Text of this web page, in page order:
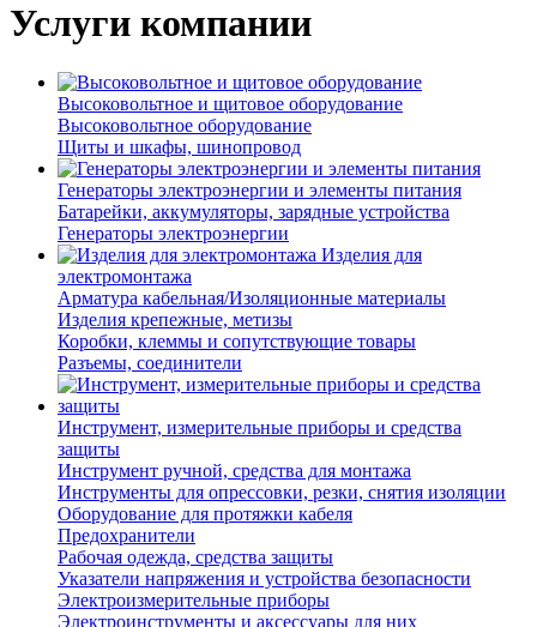
Услуги компании
Высоковольтное и щитовое оборудование
Высоковольтное оборудование
Щиты и шкафы, шинопровод
Генераторы электроэнергии и элементы питания
Батарейки, аккумуляторы, зарядные устройства
Генераторы электроэнергии
Изделия для
электромонтажа
Арматура кабельная/Изоляционные материалы
Изделия крепежные, метизы
Коробки, клеммы и сопутствующие товары
Разъемы, соединители
Инструмент, измерительные приборы и средства
защиты
Инструмент ручной, средства для монтажа
Инструменты для опрессовки, резки, снятия изоляции
Оборудование для протяжки кабеля
Предохранители
Рабочая одежда, средства защиты
Указатели напряжения и устройства безопасности
Электроизмерительные приборы
Электроинструменты и аксессуары для них